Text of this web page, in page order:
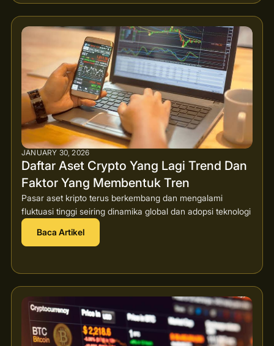
JANUARY 30, 2026
Daftar Aset Crypto Yang Lagi Trend Dan
Faktor Yang Membentuk Tren
Pasar aset kripto terus berkembang dan mengalami
fluktuasi tinggi seiring dinamika global dan adopsi teknologi
Baca Artikel